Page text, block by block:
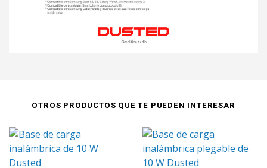
OTROS PRODUCTOS QUE TE PUEDEN INTERESAR